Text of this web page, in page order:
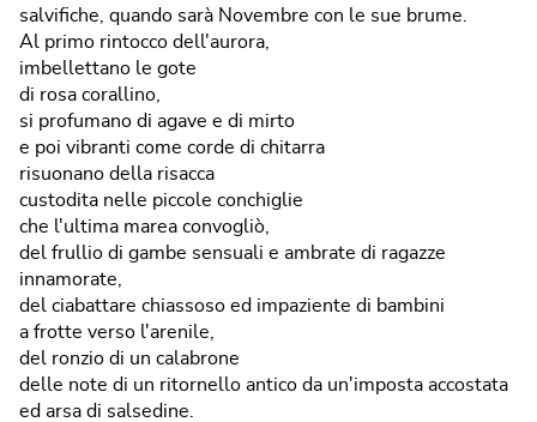
salvifiche, quando sarà Novembre con le sue brume.
Al primo rintocco dell'aurora,
imbellettano le gote
di rosa corallino,
si profumano di agave e di mirto
e poi vibranti come corde di chitarra
risuonano della risacca
custodita nelle piccole conchiglie
che l'ultima marea convogliò,
del frullio di gambe sensuali e ambrate di ragazze
innamorate,
del ciabattare chiassoso ed impaziente di bambini
a frotte verso l'arenile,
del ronzio di un calabrone
delle note di un ritornello antico da un'imposta accostata
ed arsa di salsedine.